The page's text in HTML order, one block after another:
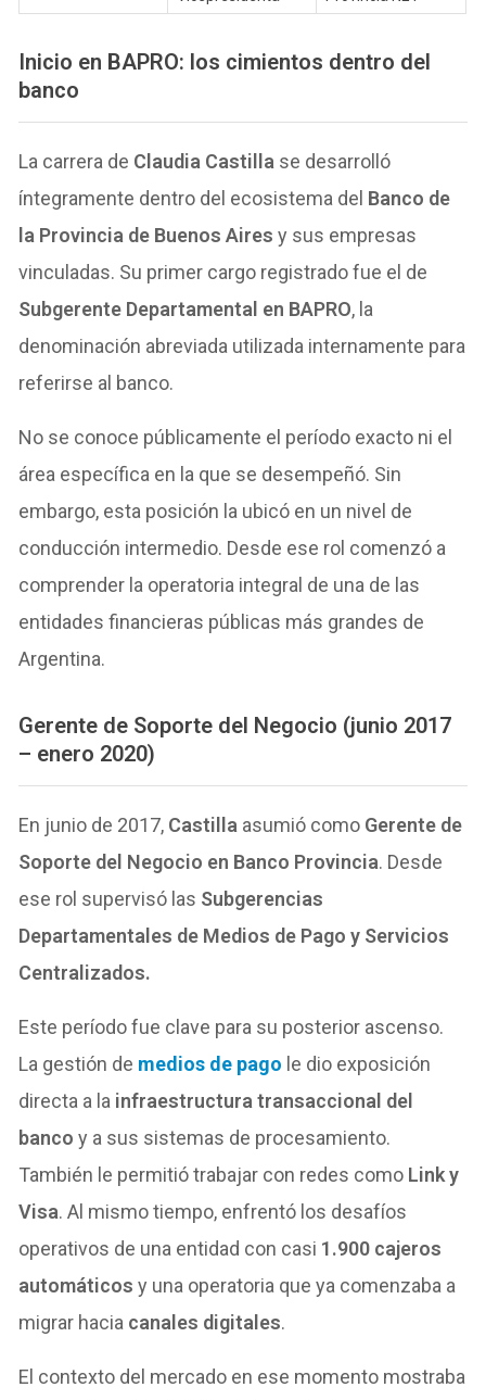
Inicio en BAPRO: los cimientos dentro del
banco
La carrera de Claudia Castilla se desarrolló
íntegramente dentro del ecosistema del Banco de
la Provincia de Buenos Aires y sus empresas
vinculadas. Su primer cargo registrado fue el de
Subgerente Departamental en BAPRO, la
denominación abreviada utilizada internamente para
referirse al banco.
No se conoce públicamente el período exacto ni el
área específica en la que se desempeñó. Sin
embargo, esta posición la ubicó en un nivel de
conducción intermedio. Desde ese rol comenzó a
comprender la operatoria integral de una de las
entidades financieras públicas más grandes de
Argentina.
Gerente de Soporte del Negocio (junio 2017
– enero 2020)
En junio de 2017, Castilla asumió como Gerente de
Soporte del Negocio en Banco Provincia. Desde
ese rol supervisó las Subgerencias
Departamentales de Medios de Pago y Servicios
Centralizados.
Este período fue clave para su posterior ascenso.
La gestión de medios de pago le dio exposición
directa a la infraestructura transaccional del
banco y a sus sistemas de procesamiento.
También le permitió trabajar con redes como Link y
Visa. Al mismo tiempo, enfrentó los desafíos
operativos de una entidad con casi 1.900 cajeros
automáticos y una operatoria que ya comenzaba a
migrar hacia canales digitales.
El contexto del mercado en ese momento mostraba